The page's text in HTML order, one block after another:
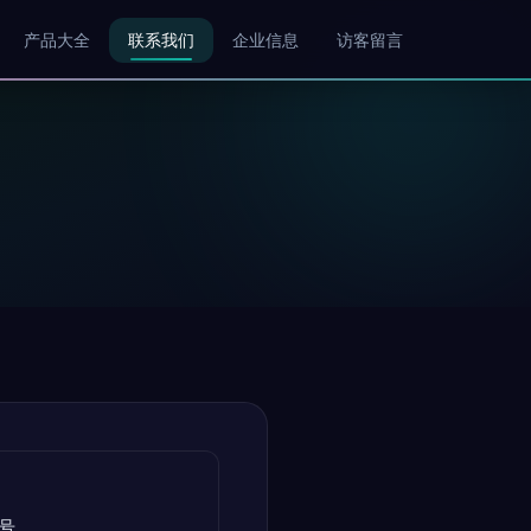
产品大全 联系我们 企业信息 访客留言